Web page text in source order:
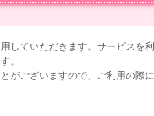
していただきます。サービスを
。
がございますので、ご利用の際